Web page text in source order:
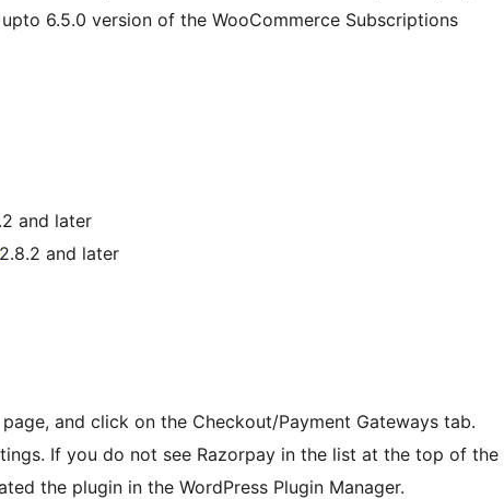
6.5.0 version of the WooCommerce Subscriptions
and later
2.8.2 and later
and click on the Checkout/Payment Gateways tab.
If you do not see Razorpay in the list at the top of the
the plugin in the WordPress Plugin Manager.